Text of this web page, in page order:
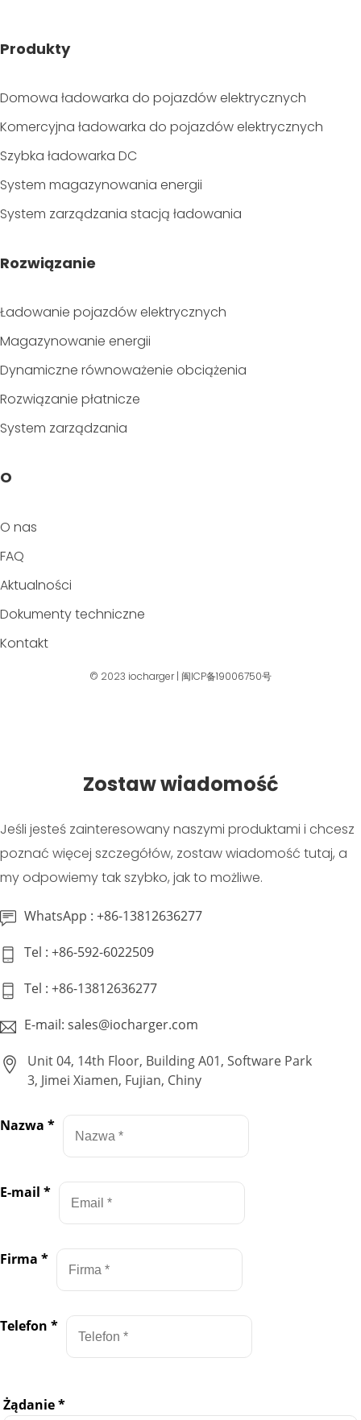
Produkty
Domowa ładowarka do pojazdów elektrycznych
Komercyjna ładowarka do pojazdów elektrycznych
Szybka ładowarka DC
System magazynowania energii
System zarządzania stacją ładowania
Rozwiązanie
Ładowanie pojazdów elektrycznych
Magazynowanie energii
Dynamiczne równoważenie obciążenia
Rozwiązanie płatnicze
System zarządzania
O
O nas
FAQ
Aktualności
Dokumenty techniczne
Kontakt
© 2023 iocharger| 闽ICP备19006750号
Zostaw wiadomość
Jeśli jesteś zainteresowany naszymi produktami i chcesz
poznać więcej szczegółów, zostaw wiadomość tutaj, a
my odpowiemy tak szybko, jak to możliwe.
WhatsApp : +86-13812636277
Tel : +86-592-6022509
Tel : +86-13812636277
E-mail: sales@iocharger.com
Unit 04, 14th Floor, Building A01, Software Park
3, Jimei Xiamen, Fujian, Chiny
Nazwa *
E-mail *
Firma *
Telefon *
Żądanie*